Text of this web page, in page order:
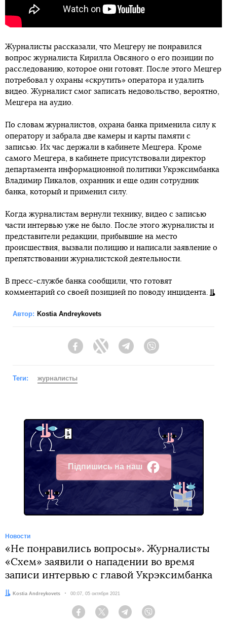
Журналисты рассказали, что Мецгеру не понравился
вопрос журналиста Кирилла Овсяного о его позиции по
расследованию, которое они готовят. После этого Мецгер
потребовал у охраны «скрутить» оператора и удалить
видео. Журналист смог записать недовольство, вероятно,
Мецгера на аудио.
По словам журналистов, охрана банка применила силу к
оператору и забрала две камеры и карты памяти с
записью. Их час держали в кабинете Мецгера. Кроме
самого Мецгера, в кабинете присутствовали директор
департамента информационной политики Укрэксимбанка
Владимир Пикалов, охранник и еще один сотрудник
банка, который и применил силу.
Когда журналистам вернули технику, видео с записью
части интервью уже не было. После этого журналисты и
представители редакции, прибывшие на место
происшествия, вызвали полицию и написали заявление о
препятствовании журналистской деятельности.
В пресс-службе банка сообщили, что готовят
комментарий со своей позицией по поводу инцидента.
Автор: Kostia Andreykovets
FacebookTwitter Telegram
Теги: журналисты
Підпишись на наш
Facebook
Новости
«Не понравились вопросы». Журналисты
«Схем» заявили о нападении во время
записи интервью с главой Укрэксимбанка
Автор:Kostia Andreykovets Дата:
00:07, 05 октября 2021
Facebook Twitter Telegram